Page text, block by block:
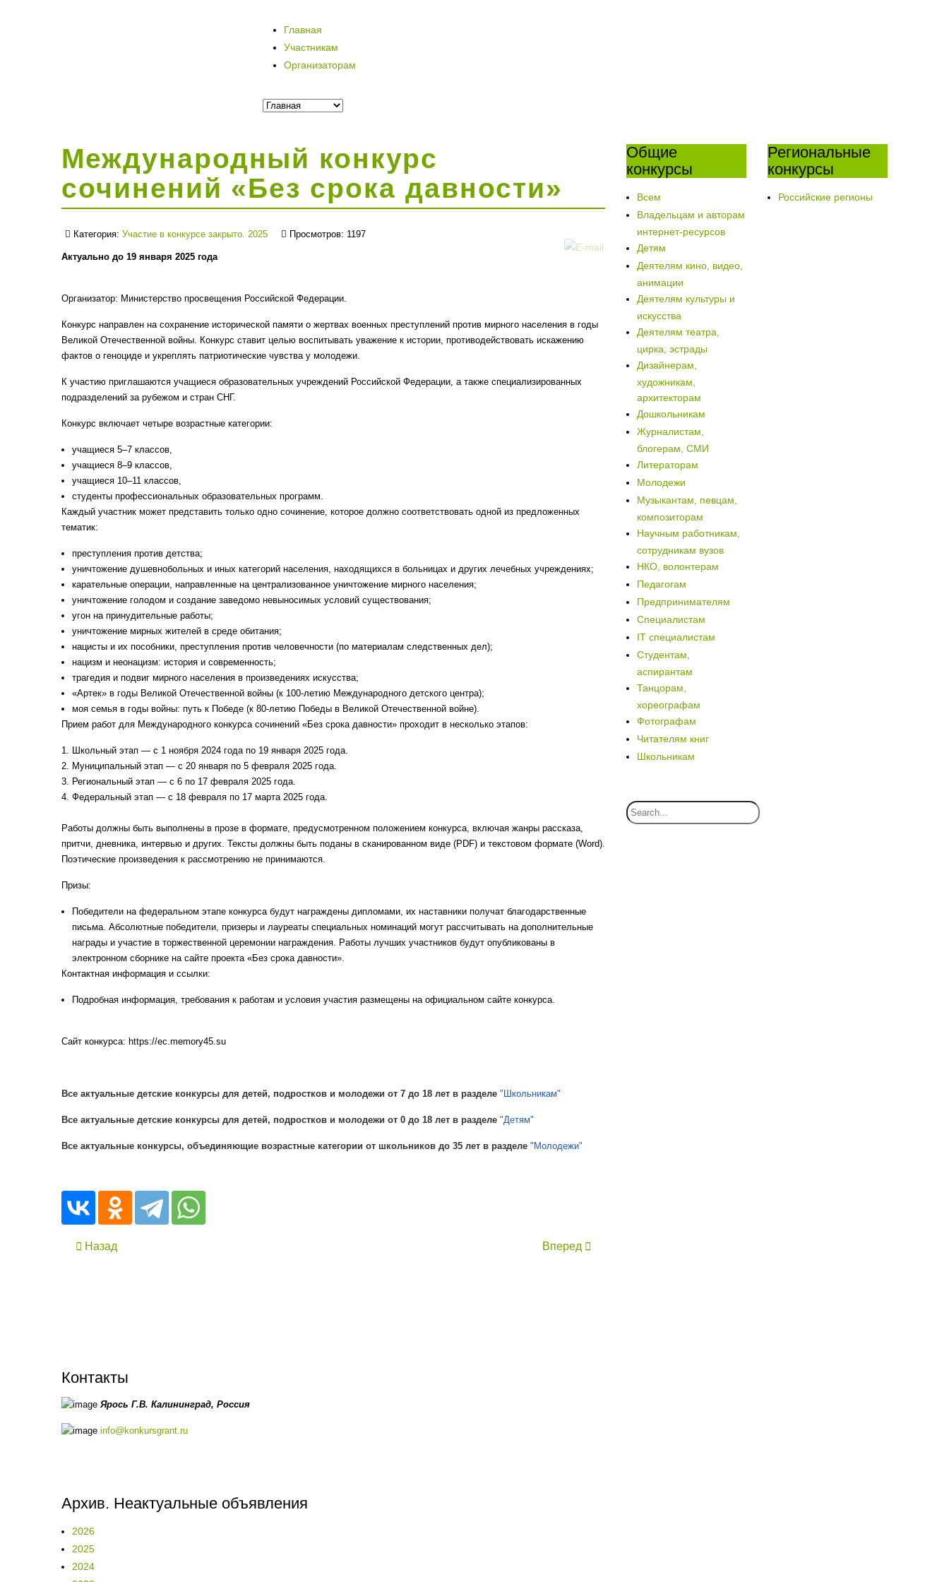
Главная
Участникам
Организаторам
Международный конкурс
сочинений «Без срока давности»
Категория: Участие в конкурсе закрыто. 2025 Просмотров: 1197
Актуально до 19 января 2025 года
Организатор: Министерство просвещения Российской Федерации.
Конкурс направлен на сохранение исторической памяти о жертвах военных преступлений против мирного населения в годы
Великой Отечественной войны. Конкурс ставит целью воспитывать уважение к истории, противодействовать искажению
фактов о геноциде и укреплять патриотические чувства у молодежи.
К участию приглашаются учащиеся образовательных учреждений Российской Федерации, а также специализированных
подразделений за рубежом и стран СНГ.
Конкурс включает четыре возрастные категории:
учащиеся 5–7 классов,
учащиеся 8–9 классов,
учащиеся 10–11 классов,
студенты профессиональных образовательных программ.
Каждый участник может представить только одно сочинение, которое должно соответствовать одной из предложенных
тематик:
преступления против детства;
уничтожение душевнобольных и иных категорий населения, находящихся в больницах и других лечебных учреждениях;
карательные операции, направленные на централизованное уничтожение мирного населения;
уничтожение голодом и создание заведомо невыносимых условий существования;
угон на принудительные работы;
уничтожение мирных жителей в среде обитания;
нацисты и их пособники, преступления против человечности (по материалам следственных дел);
нацизм и неонацизм: история и современность;
трагедия и подвиг мирного населения в произведениях искусства;
«Артек» в годы Великой Отечественной войны (к 100-летию Международного детского центра);
моя семья в годы войны: путь к Победе (к 80-летию Победы в Великой Отечественной войне).
Прием работ для Международного конкурса сочинений «Без срока давности» проходит в несколько этапов:
Школьный этап — с 1 ноября 2024 года по 19 января 2025 года.
Муниципальный этап — с 20 января по 5 февраля 2025 года.
Региональный этап — с 6 по 17 февраля 2025 года.
Федеральный этап — с 18 февраля по 17 марта 2025 года.
Работы должны быть выполнены в прозе в формате, предусмотренном положением конкурса, включая жанры рассказа,
притчи, дневника, интервью и других. Тексты должны быть поданы в сканированном виде (PDF) и текстовом формате (Word).
Поэтические произведения к рассмотрению не принимаются.
Призы:
Победители на федеральном этапе конкурса будут награждены дипломами, их наставники получат благодарственные
письма. Абсолютные победители, призеры и лауреаты специальных номинаций могут рассчитывать на дополнительные
награды и участие в торжественной церемонии награждения. Работы лучших участников будут опубликованы в
электронном сборнике на сайте проекта «Без срока давности».
Контактная информация и ссылки:
Подробная информация, требования к работам и условия участия размещены на официальном сайте конкурса.
Сайт конкурса: https://ec.memory45.su
Все актуальные детские конкурсы для детей, подростков и молодежи от 7 до 18 лет в разделе "Школьникам"
Все актуальные детские конкурсы для детей, подростков и молодежи от 0 до 18 лет в разделе "Детям"
Все актуальные конкурсы, объединяющие возрастные категории от школьников до 35 лет в разделе "Молодежи"
Назад Вперед
Общие
конкурсы
Всем
Владельцам и авторам
интернет-ресурсов
Детям
Деятелям кино, видео,
анимации
Деятелям культуры и
искусства
Деятелям театра,
цирка, эстрады
Дизайнерам,
художникам,
архитекторам
Дошкольникам
Журналистам,
блогерам, СМИ
Литераторам
Молодежи
Музыкантам, певцам,
композиторам
Научным работникам,
сотрудникам вузов
НКО, волонтерам
Педагогам
Предпринимателям
Специалистам
IT специалистам
Студентам,
аспирантам
Танцорам,
хореографам
Фотографам
Читателям книг
Школьникам
Региональные
конкурсы
Российские регионы
Контакты
Ярось Г.В. Калининград, Россия
info@konkursgrant.ru
Архив. Неактуальные объявления
2026
2025
2024